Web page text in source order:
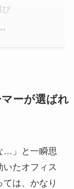
び
ーが選ばれ
…」と一瞬思
たオフィス
は、かなり